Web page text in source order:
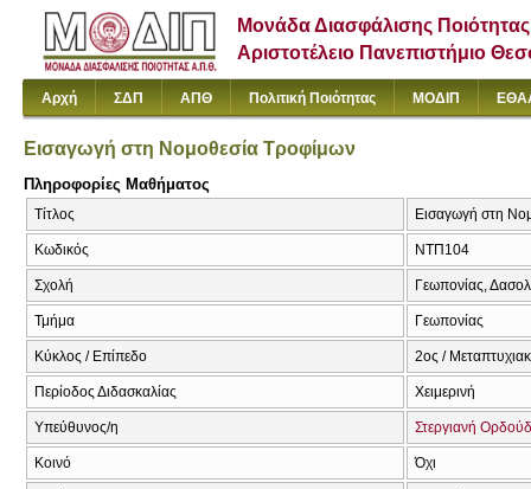
Μονάδα Διασφάλισης Ποιότητας
Αριστοτέλειο Πανεπιστήμιο
Αρχή ΣΔΠ ΑΠΘ Πολιτική Ποιότητας ΜΟΔΙΠ
Εισαγωγή στη Νομοθεσία Τροφίμων
Πληροφορίες Μαθήματος
Τίτλος Εισαγωγή στη
Κωδικός ΝΤΠ104
Σχολή Γεωπονίας,
Τμήμα Γεωπονίας
Κύκλος / Επίπεδο 2ος /
Περίοδος Διδασκαλίας Χειμερινή
Υπεύθυνος/η Στεργιανή
Κοινό Όχι